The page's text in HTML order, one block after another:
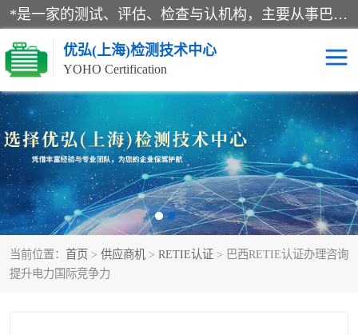
*是一家的测试、评估、检查与认机构，主要从事巴西NR10认证、NR12认证、NR13认证；ANATEL认证、INMTRO认证，欧盟CE认证：MD认证，PED认证，MID认证，ATEX认证，德国蓝色天使认证。
优弘(上海)检测技术中心
YOHO Certification
当前位置： 首页 > 供应商机 > RETIE认证 > 巴西RETIE认证办理咨询
提升电力国际竞争力
RECYCLASS认证 NR10认证
NR12认证 NR13认证
ART认证 巴西NR认证
巴西认证 RETIE认证